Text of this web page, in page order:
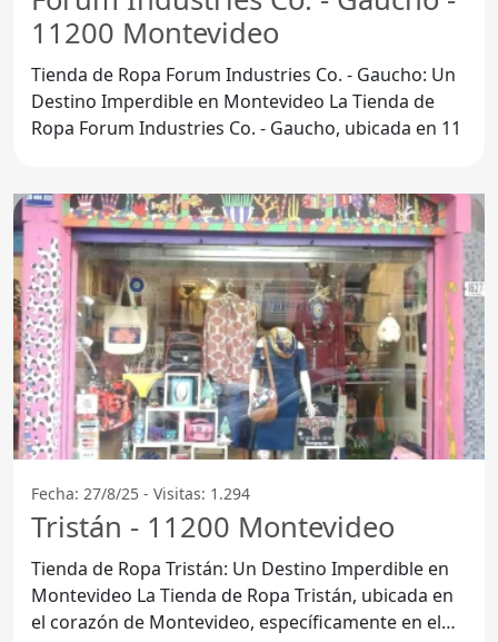
11200 Montevideo
Tienda de Ropa Forum Industries Co. - Gaucho: Un
Destino Imperdible en Montevideo La Tienda de
Ropa Forum Industries Co. - Gaucho, ubicada en 11
Fecha: 27/8/25 - Visitas: 1.294
Tristán - 11200 Montevideo
Tienda de Ropa Tristán: Un Destino Imperdible en
Montevideo La Tienda de Ropa Tristán, ubicada en
el corazón de Montevideo, específicamente en el